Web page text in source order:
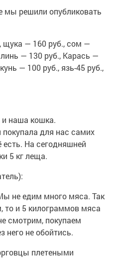
мы решили опубликовать
щука — 160 руб., сом —
— 130 руб., Карась —
— 100 руб., язь-45 руб.,
наша кошка.
для нас самих
На сегодняшней
5 кг леща.
не едим много мяса. Так
то и 5 килограммов мяса
смотрим, покупаем
него не обойтись.
плетеными